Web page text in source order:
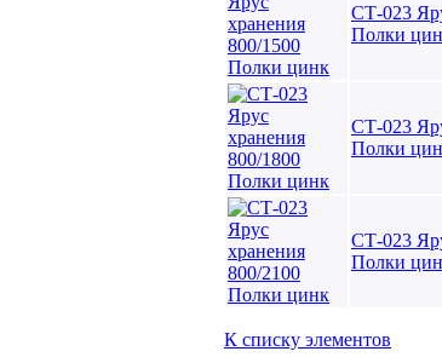
СТ-023
Полки
СТ-023
Полки
СТ-023
Полки
К списку элементов